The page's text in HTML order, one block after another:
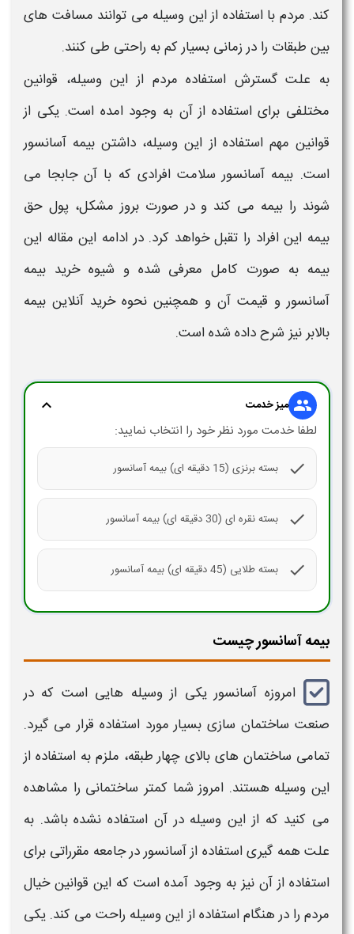
کند. مردم با استفاده از این وسیله می ‌توانند مسافت‌ های
بین طبقات را در زمانی بسیار کم به‌ راحتی طی کنند.
به‌ علت گسترش استفاده مردم از این وسیله، قوانین
مختلفی برای استفاده از آن به وجود امده است. یکی از
قوانین مهم استفاده از این وسیله، داشتن بیمه آسانسور
است. بیمه آسانسورسلامت افرادی که با آن جابجا می
‌شوند را بیمه می ‌کند و در صورت بروز مشکل، پول حق
بیمه این افراد را تقبل خواهد کرد. در ادامه این مقاله این
بیمه به‌ صورت کامل معرفی شده و شیوه خرید بیمه
آسانسورو قیمت آن و همچنین نحوه خرید آنلاین بیمه
بالابرنیز شرح داده شده ‌است.
group میز خدمت expand_more
لطفا خدمت مورد نظر خود را انتخاب نمایید:
check بسته برنزی (15 دقیقه ای) بیمه آسانسور
check بسته نقره ای (30 دقیقه ای) بیمه آسانسور
check بسته طلایی (45 دقیقه ای) بیمه آسانسور
بیمه آسانسور چیست
امروزه آسانسوریکی از وسیله ‌هایی است که در
صنعت ساختمان‌ سازی بسیار مورد استفاده قرار می ‌گیرد.
تمامی ساختمان‌ های بالای چهار طبقه، ملزم به استفاده از
این وسیله هستند. امروز شما کمتر ساختمانی را مشاهده
می کنید که از این وسیله در آن استفاده‌ نشده باشد. به
‌علت همه ‌گیری استفاده ازآسانسوردر جامعه مقرراتی برای
استفاده از آن نیز به‌ وجود آمده است که این قوانین خیال
مردم را در هنگام استفاده از این وسیله راحت می کند. یکی